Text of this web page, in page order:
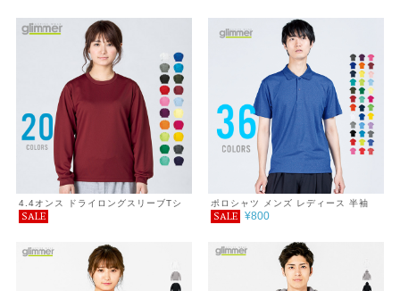
4.4オンス ドライロングスリーブTシ
ャツ 6L～7L
SALE
ポロシャツ メンズ レディース 半袖
4.4オンス ドライポロシャツ
SALE ¥800